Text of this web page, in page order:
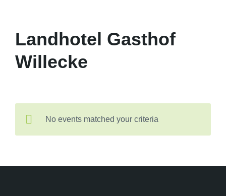
Landhotel Gasthof
Willecke
No events matched your criteria